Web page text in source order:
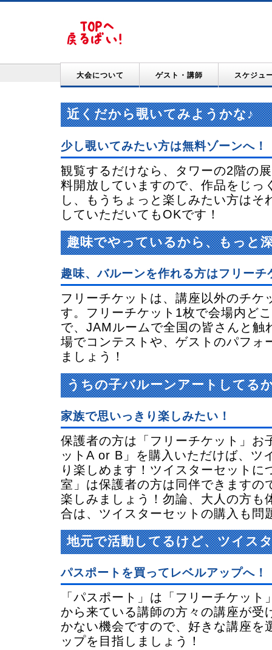
大会について ゲスト・講師 スケジュ
近くだから覗いてみようかな♪
少し覗いてみたい方は無料ゾーンへ！
観覧するだけなら、タワーの2階の
料開放していますので、作品をじっ
し、もうちょっと楽しみたい方はそ
していただいてもOKです！
趣味でやっているから、もっと
趣味、バルーンを作れる方はフリーチ
フリーチケットは、講座以外のチケ
す。フリーチケット1枚で会場内ど
で、JAMルームで全国の皆さんと触
場でコンテストや、ゲストのパフォ
ましょう！
うちの子バルーンアートしてる
家族で思いっきり楽しみたい！
保護者の方は「フリーチケット」お
ットA or B」を購入いただけば、ツ
り楽しめます！ツイスターセットに
室」は保護者の方は同伴できますの
楽しみましょう！勿論、大人の方も
合は、ツイスターセットの購入も問
地元で活動してるけど、ツイス
パスポートを買ってレベルアップへ！
「パスポート」は「フリーチケッ
から来ている講師の方々の講座が受
かない機会ですので、好きな講座を
ップを目指しましょう！